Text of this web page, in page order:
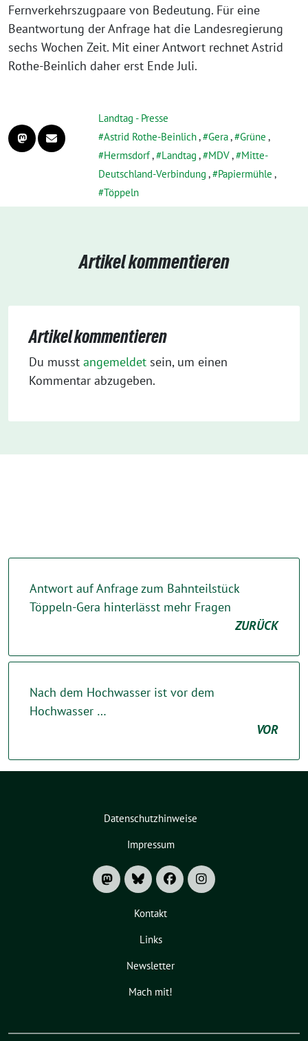
Fernverkehrszugpaare von Bedeutung. Für eine
Beantwortung der Anfrage hat die Landesregierung
sechs Wochen Zeit. Mit einer Antwort rechnet Astrid
Rothe-Beinlich daher erst Ende Juli.
Landtag - Presse
Astrid Rothe-Beinlich, Gera, Grüne ,
Hermsdorf, Landtag , MDV,
Mitte-
Deutschland-Verbindung , Papiermühle ,
Töppeln
Artikel kommentieren
Artikel kommentieren
Du musst angemeldet sein, um einen
Kommentar abzugeben.
Antwort auf Anfrage zum Bahnteilstück
Töppeln-Gera hinterlässt mehr Fragen
ZURÜCK
Nach dem Hochwasser ist vor dem
Hochwasser …
VOR
Datenschutzhinweise
Impressum
Kontakt
Links
Newsletter
Mach mit!